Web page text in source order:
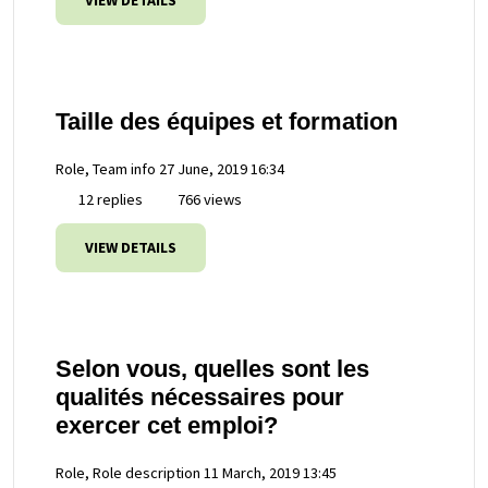
Taille des équipes et formation
Role, Team info 27 June, 2019 16:34
12 replies
766 views
VIEW DETAILS
Selon vous, quelles sont les
qualités nécessaires pour
exercer cet emploi?
Role, Role description 11 March, 2019 13:45